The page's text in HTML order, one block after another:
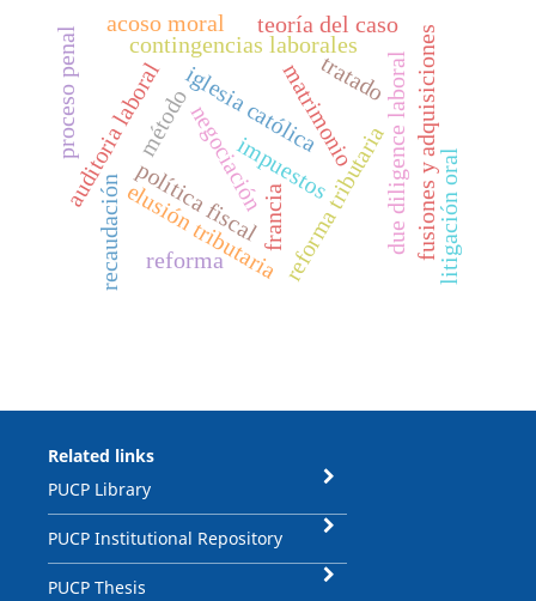
política fiscal
elusión tributariareforma tributaria
recaudación
impuestos
auditoria laboral due diligence laboralfusiones y adquisiciones
negociación
contingencias laborales
matrimonio
tratado
iglesia católica
proceso penal
teoría del caso
litigación oral
reforma
francia
método
acoso moral
Related links
PUCP Library
PUCP Institutional Repository
PUCP Thesis